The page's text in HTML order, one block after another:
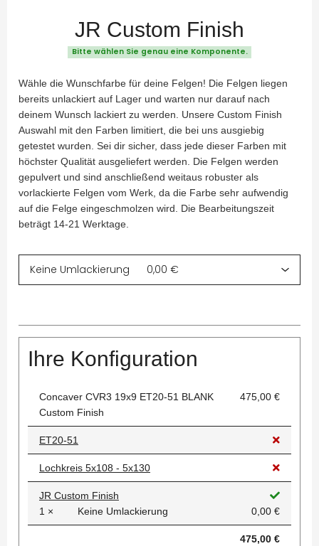
JR Custom Finish
Bitte wählen Sie genau eine Komponente.
Wähle die Wunschfarbe für deine Felgen! Die Felgen liegen
bereits unlackiert auf Lager und warten nur darauf nach
deinem Wunsch lackiert zu werden. Unsere Custom Finish
Auswahl mit den Farben limitiert, die bei uns ausgiebig
getestet wurden. Sei dir sicher, dass jede dieser Farben mit
höchster Qualität ausgeliefert werden. Die Felgen werden
gepulvert und sind anschließend weitaus robuster als
vorlackierte Felgen vom Werk, da die Farbe sehr aufwendig
auf die Felge eingeschmolzen wird. Die Bearbeitungszeit
beträgt 14-21 Werktage.
Ihre Konfiguration
Concaver CVR3 19x9 ET20-51 BLANK
Custom Finish
475,00 €
ET20-51
Lochkreis 5x108 - 5x130
JR Custom Finish
1 ×
Keine Umlackierung 0,00 €
475,00 €